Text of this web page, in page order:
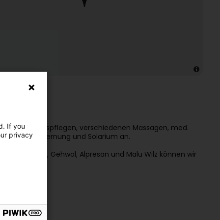
an Gesichtspflegen, verschiedenen Massagen, med.
Haarentfernung und Solarium an.
Alessandro, Gehwol, Alpresan und Malu Wilz können wir
If you
privacy